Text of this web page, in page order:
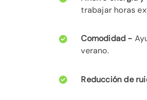
trabajar horas
Comodidad -
verano.
Reducción de